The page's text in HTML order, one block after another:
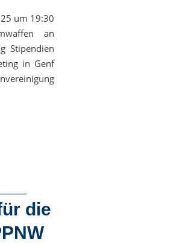
um 19:30
an
Stipendien
in Genf
die